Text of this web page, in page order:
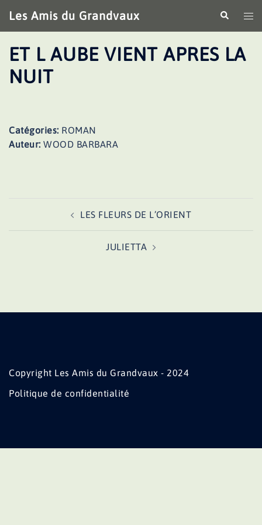
au
contenu
Les Amis du Grandvaux
le
ET L AUBE VIENT APRES LA
NUIT
Catégories: ROMAN
Auteur: WOOD BARBARA
LES FLEURS DE L’ORIENT
JULIETTA
Copyright Les Amis du Grandvaux - 2024
Politique de confidentialité